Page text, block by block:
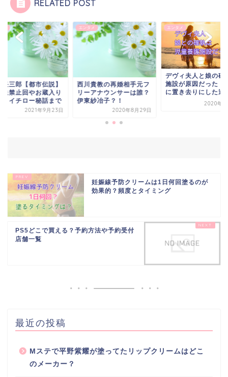
RELATED POST
エンタメ
西川貴教の再婚相手元フ
リーアナウンサーは誰？
伊東紗冶子？！
2020年8月29日
エンタメ
デヴィ夫人と娘の確執は
施設が原因だった！パリ
に置き去りにした過去
古畑任三
再放送禁
回？！イ
妊娠線予防クリームは1日何回塗るのが
効果的？頻度とタイミング
PS5どこで買える？予約方法や予約受付
店舗一覧
最近の投稿
Mステで平野紫耀が塗ってたリップクリームはどこ
のメーカー？